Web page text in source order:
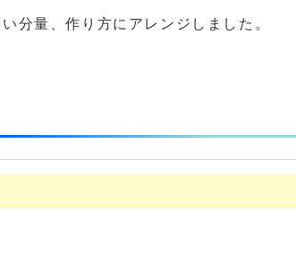
分量、作り方にアレンジしました。